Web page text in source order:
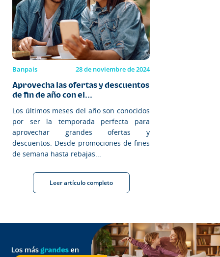
Banpaís 28 de noviembre de 2024
Aprovecha las ofertas y descuentos
de fin de año con el...
Los últimos meses del año son conocidos
por ser la temporada perfecta para
aprovechar grandes ofertas y
descuentos. Desde promociones de fines
de semana hasta rebajas...
Leer artículo completo